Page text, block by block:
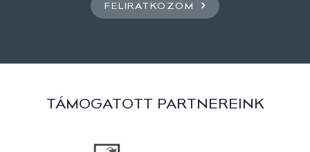
FELIRATKOZOM
TÁMOGATOTT PARTNEREINK